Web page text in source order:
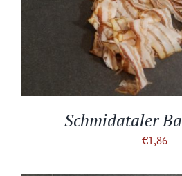
IN DEN WARENKORB
Schmidataler
€1,86